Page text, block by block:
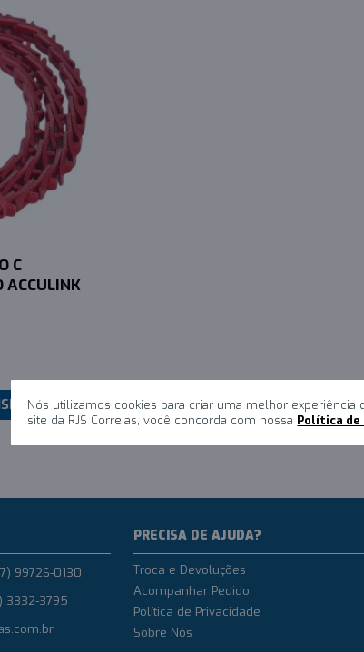
C
ACCULINK
Nós utilizamos cookies para criar uma melhor experiência
site da RJS Correias, você concorda com nossa Política de
99726-0130
3332-3795
PRECISA DE AJUDA?
Troca e Devoluções
Acompanhar Pedido
Política de Privacidade
Sobre Nós